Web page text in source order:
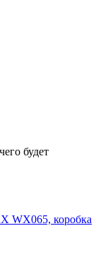
будет
WX065, коробка